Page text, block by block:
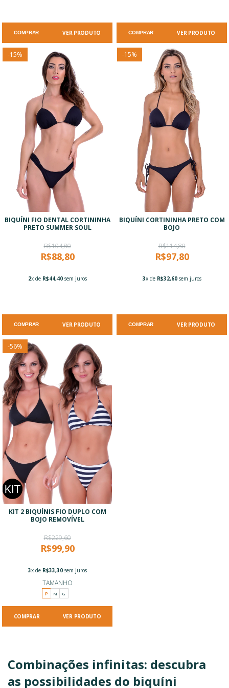
COMPRAR VER PRODUTO COMPRAR VER PRODUTO
-15%
BIQUÍNI FIO DENTAL CORTININHA
PRETO SUMMER SOUL
R$104,80
R$88,80
2x de R$44,40sem juros
COMPRAR VER PRODUTO
-15%
BIQUÍNI CORTININHA PRETO COM
BOJO
R$114,80
R$97,80
3x de R$32,60sem juros
COMPRAR VER PRODUTO
-56%
KIT 2 BIQUÍNIS FIO DUPLO COM
BOJO REMOVÍVEL
R$229,60
R$99,90
3x de R$33,30sem juros
TAMANHO
P M G
VER PRODUTO
Combinações infinitas: descubra
as possibilidades do biquíni